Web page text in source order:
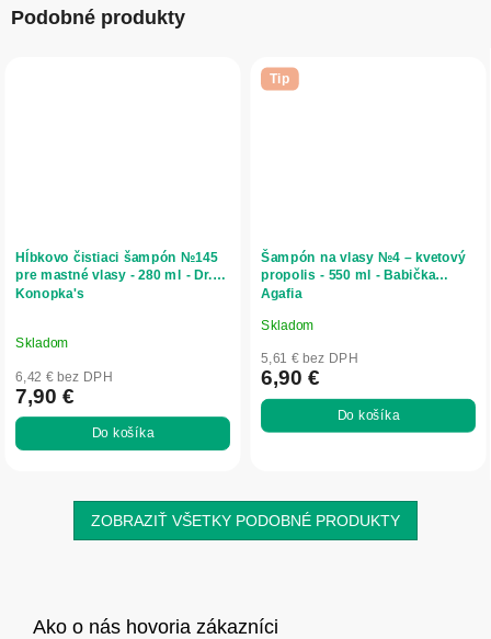
Podobné produkty
Hĺbkovo čistiaci šampón №145
pre mastné vlasy - 280 ml - Dr.
Konopka's
Skladom
6,42 € bez DPH
7,90 €
Do košíka
Tip
Šampón na vlasy №4 – kvetový
propolis - 550 ml - Babička
Agafia
Priemerné
hodnotenie
produktu
je
Skladom
5,61 € bez DPH
6,90 €
Do košíka
ZOBRAZIŤ VŠETKY PODOBNÉ PRODUKTY